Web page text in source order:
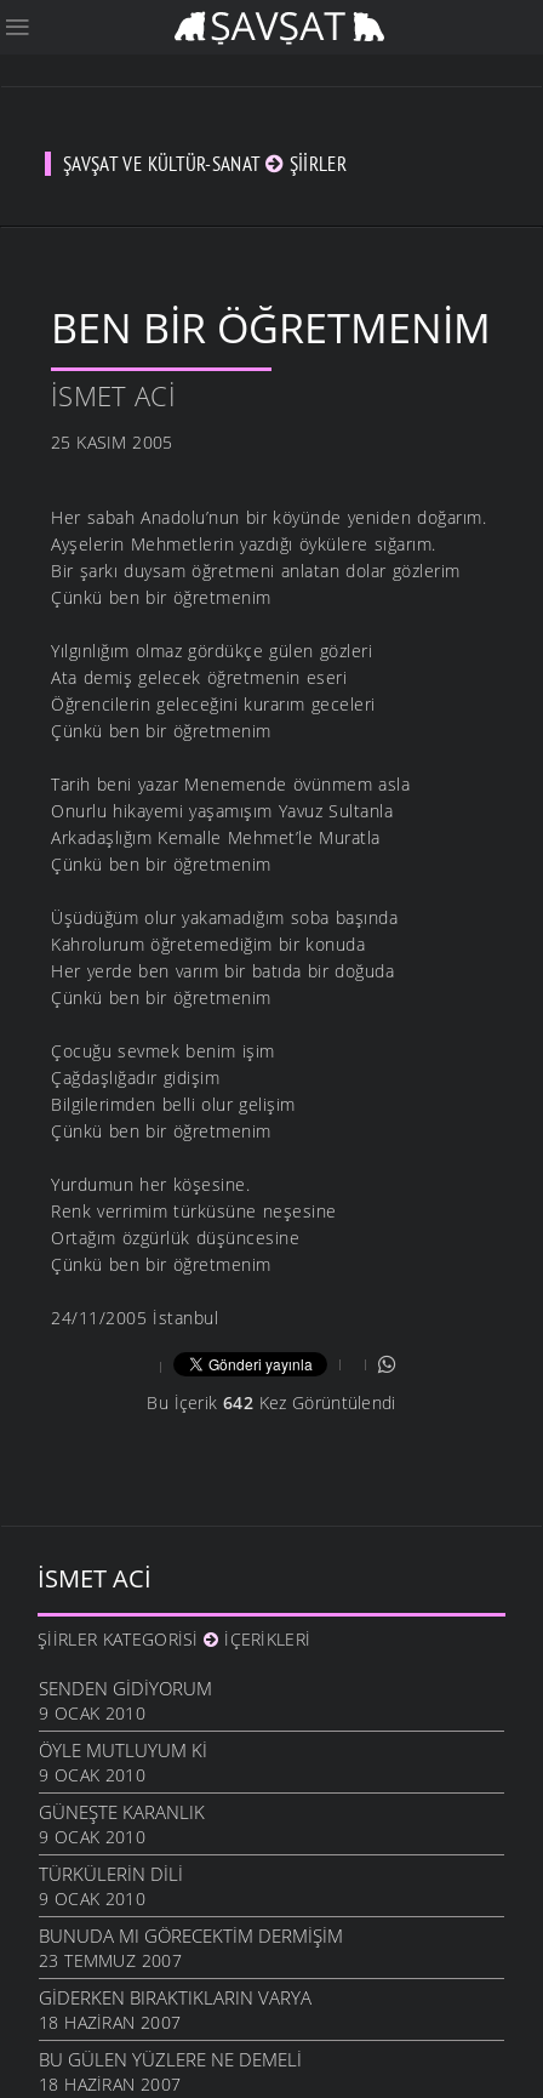
ŞAVŞAT VE KÜLTÜR-SANAT ŞIIRLER
BEN BİR ÖĞRETMENİM
İSMET ACI
25 KASIM 2005
Her sabah Anadolu’nun bir köyünde yeniden doğarım.
Ayşelerin Mehmetlerin yazdığı öykülere sığarım.
Bir şarkı duysam öğretmeni anlatan dolar gözlerim
Çünkü ben bir öğretmenim
Yılgınlığım olmaz gördükçe gülen gözleri
Ata demiş gelecek öğretmenin eseri
Öğrencilerin geleceğini kurarım geceleri
Çünkü ben bir öğretmenim
Tarih beni yazar Menemende övünmem asla
Onurlu hikayemi yaşamışım Yavuz Sultanla
Arkadaşlığım Kemalle Mehmet’le Muratla
Çünkü ben bir öğretmenim
Üşüdüğüm olur yakamadığım soba başında
Kahrolurum öğretemediğim bir konuda
Her yerde ben varım bir batıda bir doğuda
Çünkü ben bir öğretmenim
Çocuğu sevmek benim işim
Çağdaşlığadır gidişim
Bilgilerimden belli olur gelişim
Çünkü ben bir öğretmenim
Yurdumun her köşesine.
Renk verrimim türküsüne neşesine
Ortağım özgürlük düşüncesine
Çünkü ben bir öğretmenim
24/11/2005 İstanbul
Bu İçerik 642Kez Görüntülendi
İSMET ACI
ŞIIRLER KATEGORISI İÇERIKLERI
SENDEN GIDIYORUM
9 OCAK 2010
ÖYLE MUTLUYUM KI
9 OCAK 2010
GÜNEŞTE KARANLIK
9 OCAK 2010
TÜRKÜLERIN DILI
9 OCAK 2010
BUNUDA MI GÖRECEKTIM DERMIŞIM
23 TEMMUZ 2007
GIDERKEN BIRAKTIKLARIN VARYA
18 HAZIRAN 2007
BU GÜLEN YÜZLERE NE DEMELI
18 HAZIRAN 2007